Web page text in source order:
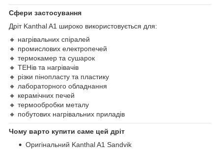
Сфери застосування
Дріт Kanthal A1 широко використовується для:
🔸 нагрівальних спіралей
🔸 промислових електропечей
🔸 термокамер та сушарок
🔸 ТЕНів та нагрівачів
🔸 різки пінопласту та пластику
🔸 лабораторного обладнання
🔸 керамічних печей
🔸 термообробки металу
🔸 побутових нагрівальних приладів
Чому варто купити саме цей дріт
Оригінальний Kanthal A1 Sandvik